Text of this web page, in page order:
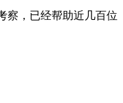
察，已经帮助近几百位